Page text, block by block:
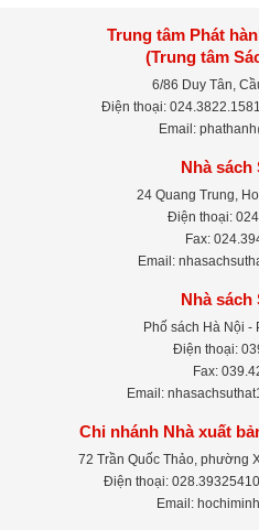
Trung tâm Phát
(Trung tâm
6/86 Duy Tân,
Điện thoại:
Email:
Nhà sách
24 Quang Trung,
Điện thoại:
Fax:
Email:
Nhà sách
Phố sách Hà Nội -
Điện thoại:
Fax:
Email:
Chi nhánh Nhà xuất
72 Trần Quốc Thảo, phường
Điện thoại:
Email: